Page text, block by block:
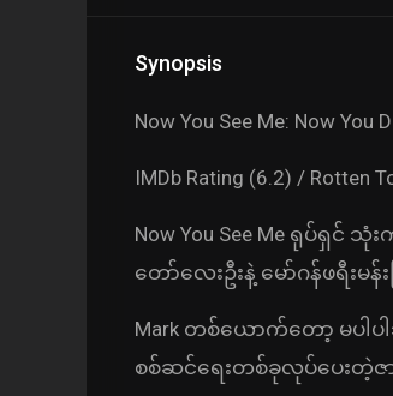
Synopsis
Now You See Me: Now You
IMDb Rating (6.2) / Rotten
Now You See Me ရုပ်ရှင်
တော်လေးဦးနဲ့ မော်ဂန်ဖရီးမန်
Mark တစ်ယောက်တော့ မပါပ
စစ်ဆင်ရေးတစ်ခုလုပ်ပေးတဲ့ဇ